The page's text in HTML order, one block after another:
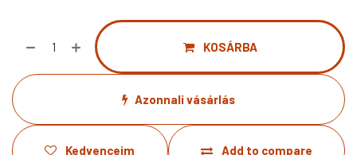
KOSÁRBA
Azonnali vásárlás
Add to compare
Kedvenceim